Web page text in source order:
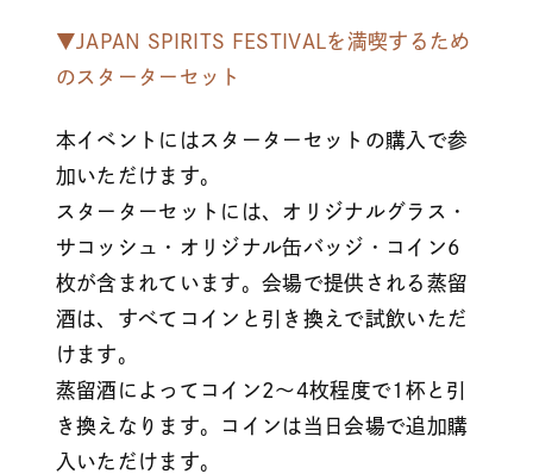
▼JAPAN SPIRITS FESTIVALを満喫するため
のスターターセット
本イベントにはスターターセットの購入で参
加いただけます。
スターターセットには、オリジナルグラス・
サコッシュ・オリジナル缶バッジ・コイン6
枚が含まれています。会場で提供される蒸留
酒は、すべてコインと引き換えで試飲いただ
けます。
蒸留酒によってコイン2〜4枚程度で1杯と引
き換えなります。コインは当日会場で追加購
入いただけます。